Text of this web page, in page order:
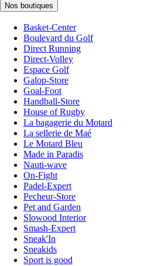
Nos boutiques
Basket-Center
Boulevard du Golf
Direct Running
Direct-Volley
Espace Golf
Galop-Store
Goal-Foot
Handball-Store
House of Rugby
La bagagerie du Motard
La sellerie de Maé
Le Motard Bleu
Made in Paradis
Nauti-wave
On-Fight
Padel-Expert
Pecheur-Store
Pet and Garden
Slowood Interior
Smash-Expert
Sneak'In
Sneakids
Sport is good